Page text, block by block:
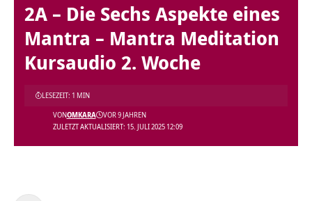
2A – Die Sechs Aspekte eines
Mantra – Mantra Meditation
Kursaudio 2. Woche
ZULETZT AKTUALISIERT: 15. JULI 2025 12:09
VONOMKARA VOR 9 JAHREN
LESEZEIT: 1 MIN